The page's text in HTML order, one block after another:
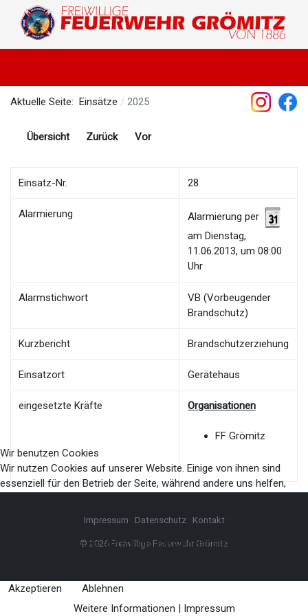
Aktuelle Seite: Einsätze 2025
Übersicht Zurück Vor
Einsatz-Nr. 28
Alarmierung
Alarmierung per
am Dienstag,
11.06.2013, um 08:00
Uhr
Alarmstichwort
VB (Vorbeugender
Brandschutz)
Kurzbericht Brandschutzerziehung
Einsatzort Gerätehaus
eingesetzte Kräfte Organisationen
FF Grömitz
Impressum Datenschutz Kontakt
© 2026 Freiwillige Feuerwehr Grömitz
Wir benutzen Cookies
Wir nutzen Cookies auf unserer Website. Einige von ihnen sind
essenziell für den Betrieb der Seite, während andere uns helfen,
Cookies). Sie können selbst entscheiden, ob Sie die Cookies
zulassen möchten. Bitte beachten Sie, dass bei einer Ablehnung
womöglich nicht mehr alle Funktionalitäten der Seite zur Verfügung
Akzeptieren
Ablehnen
Weitere Informationen | Impressum